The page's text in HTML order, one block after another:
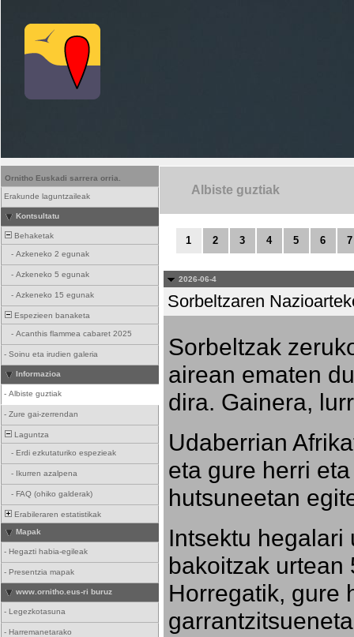
Ornitho Euskadi sarrera orria.
Erakunde laguntzaileak
Kontsultatu
Behaketak
- Azkeneko 2 egunak
- Azkeneko 5 egunak
- Azkeneko 15 egunak
Espezieen banaketa
- Acanthis flammea cabaret 2025
- Soinu eta irudien galeria
Informazioa
- Albiste guztiak
- Zure gai-zerrendan
Laguntza
- Erdi ezkutaturiko espezieak
- Ikurren azalpena
- FAQ (ohiko galderak)
Erabileraren estatistikak
Mapak
- Hegazti habia-egileak
- Presentzia mapak
www.ornitho.eus-ri buruz
- Legezkotasuna
- Harremanetarako
Albiste guztiak
1 2 3 4 5 6 7
2026-06-4
Sorbeltzaren
Sorbeltzak
airean ematen
dira. Gainera,
Udaberrian
eta gure herri
hutsuneetan
Intsektu hegalari
bakoitzak urtean
Horregatik, gure